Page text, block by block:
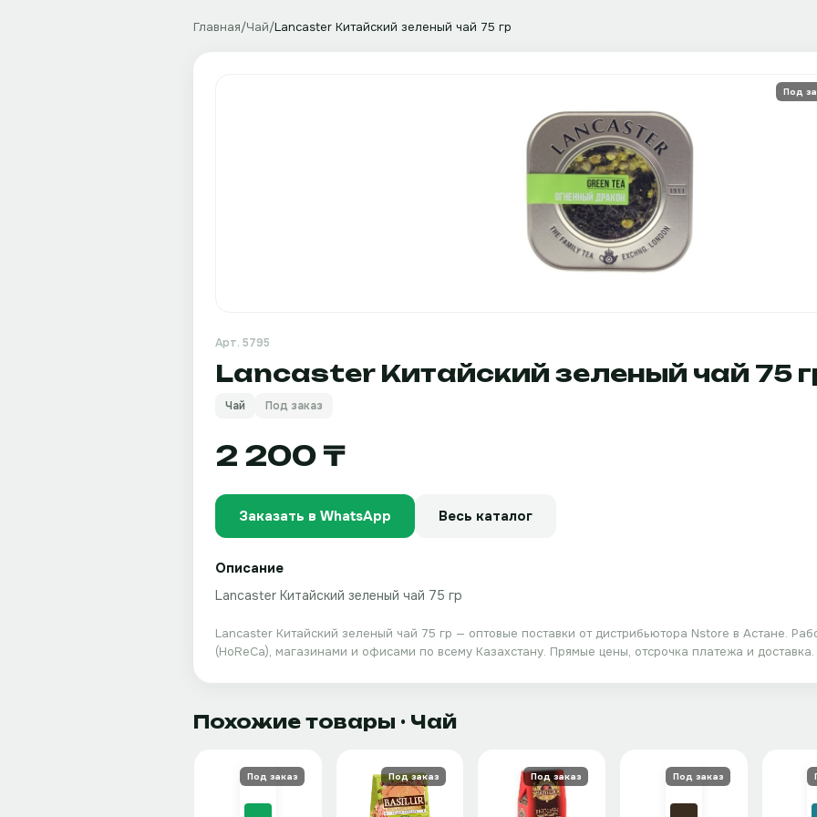
Главная/Чай/Lancaster Китайский зеленый чай 75 гр
Под
Арт. 5795
Lancaster Китайский зеленый чай 75
Чай Под заказ
2 200 ₸
Заказать в WhatsApp Весь каталог
Описание
Lancaster Китайский зеленый чай 75 гр
Lancaster Китайский зеленый чай 75 гр — оптовые поставки от дистрибьютора Nstore в Астане.
(HoReCa), магазинами и офисами по всему Казахстану. Прямые цены, отсрочка платежа и доставка.
Похожие товары · Чай
Под заказ Под заказ Под заказ Под заказ